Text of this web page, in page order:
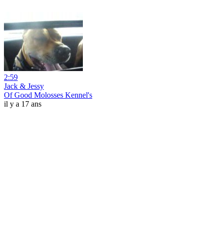
2:59
Jack & Jessy
Of Good Molosses Kennel's
il y a 17 ans